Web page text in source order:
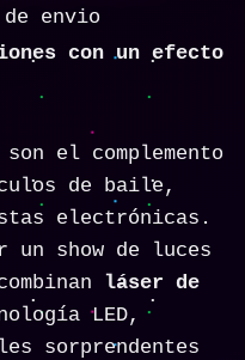
envio
con un efecto
son el complemento
de baile,
electrónicas.
un show de luces
láser de
LED,
sorprendentes